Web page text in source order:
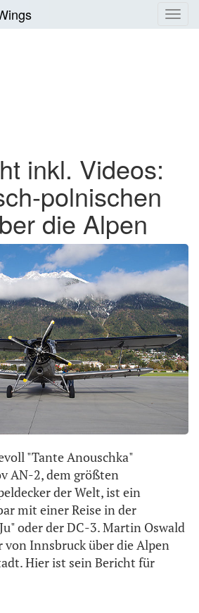
inkl. Videos:
polnischen
die Alpen
"Tante Anouschka"
AN-2, dem größten
der Welt, ist ein
mit einer Reise in der
oder der DC-3. Martin Oswald
von Innsbruck über die Alpen
Hier ist sein Bericht für